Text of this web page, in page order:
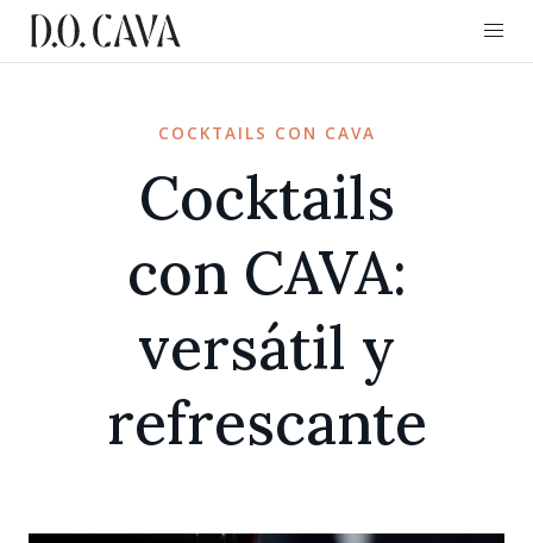
COCKTAILS CON CAVA
Cocktails
con CAVA:
versátil y
refrescante